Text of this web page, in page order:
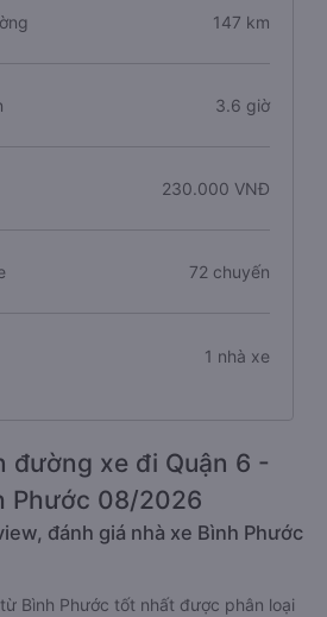
147 km
3.6 giờ
230.000 VNĐ
72 chuyến
1 nhà xe
đường xe đi Quận 6 -
Phước 08/2026
đánh giá nhà xe Bình Phước
Bình Phước tốt nhất được phân loại